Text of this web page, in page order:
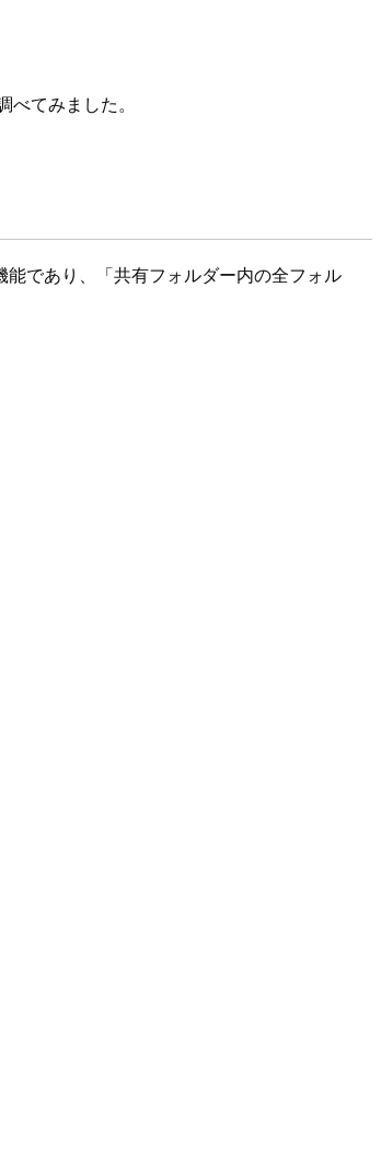
てみました。
であり、「共有フォルダー内の全フォル